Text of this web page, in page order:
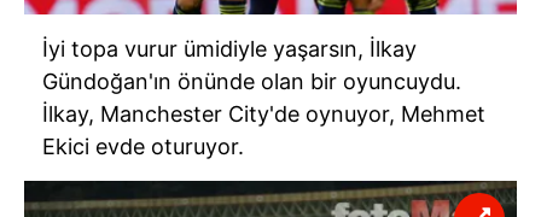
İyi topa vurur ümidiyle yaşarsın, İlkay
Gündoğan'ın önünde olan bir oyuncuydu.
İlkay, Manchester City'de oynuyor, Mehmet
Ekici evde oturuyor.